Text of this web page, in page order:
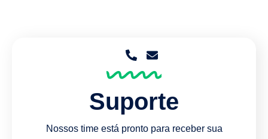
Suporte
Nossos time está pronto para receber sua